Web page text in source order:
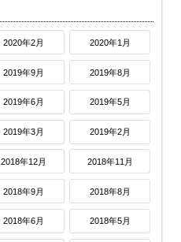
2020年2月 2020年1月
2019年9月 2019年8月
2019年6月 2019年5月
2019年3月 2019年2月
2018年12月 2018年11月
2018年9月 2018年8月
2018年6月 2018年5月